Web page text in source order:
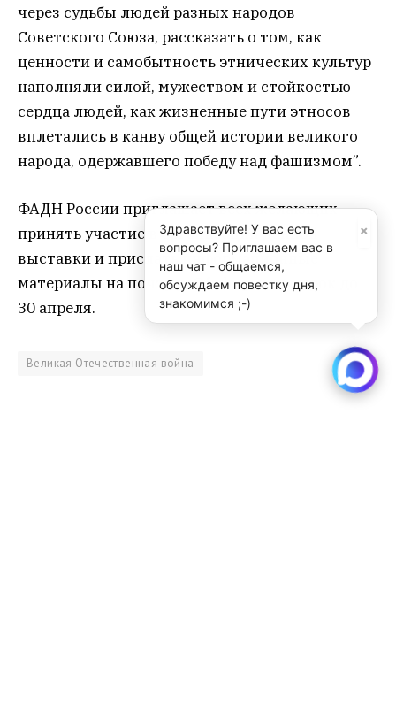
через судьбы людей разных народов
Советского Союза, рассказать о том, как
ценности и самобытность этнических культур
наполняли силой, мужеством и стойкостью
сердца людей, как жизненные пути этносов
вплетались в канву общей истории великого
народа, одержавшего победу над фашизмом”.
ФАДН России приглашает всех желающих
принять участие в организации данной
выставки и прислать информационные
материалы на почту pr@fadn.gov.ru в срок до
30 апреля.
Великая Отечественная война
×
Здравствуйте! У вас есть
вопросы? Приглашаем вас в
наш чат - общаемся,
обсуждаем повестку дня,
знакомимся ;-)